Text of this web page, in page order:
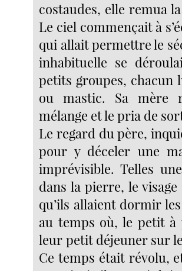
costaudes, elle remua
Le ciel commençait à
qui allait permettre le
inhabituelle se
petits groupes, chacun
ou mastic. Sa mère
mélange et le pria de
Le regard du père,
pour y déceler une
imprévisible. Telles
dans la pierre, le
qu’ils allaient dormir
au temps où, le petit
leur petit déjeuner sur
Ce temps était révolu,